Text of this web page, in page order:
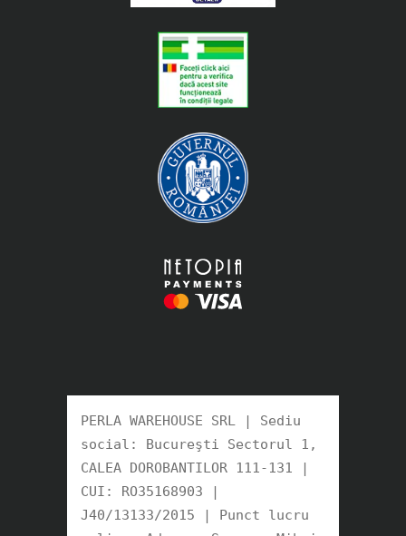
PERLA WAREHOUSE SRL | Sediu
social: Bucureşti Sectorul 1,
CALEA DOROBANTILOR 111-131 |
CUI: RO35168903 |
J40/13133/2015 | Punct lucru